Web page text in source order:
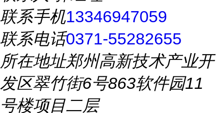
联系手机13346947059
联系电话0371-55282655
所在地址郑州高新技术产业开
发区翠竹街6号863软件园11
号楼项目二层